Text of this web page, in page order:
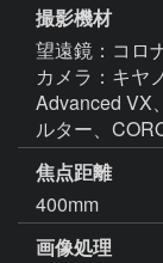
撮影機材
望遠鏡：コロ
カメラ：キヤ
Advanced VX
ルター、
焦点距離
400mm
画像処理